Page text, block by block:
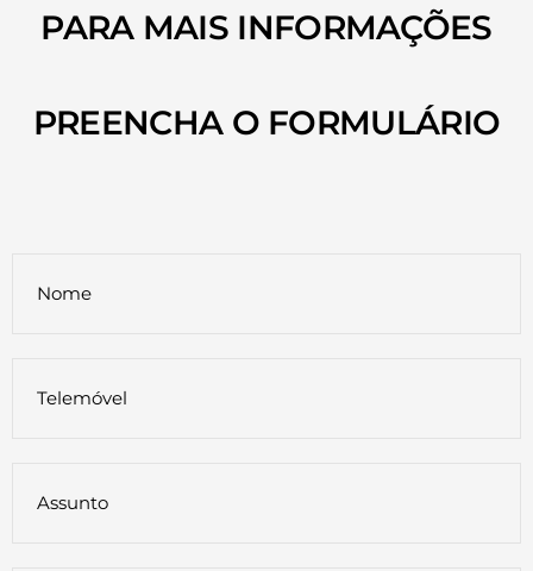
PARA MAIS INFORMAÇÕES
PREENCHA O FORMULÁRIO